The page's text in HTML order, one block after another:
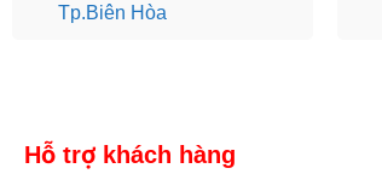
Tp.Biên Hòa
Hỗ trợ khách hàng